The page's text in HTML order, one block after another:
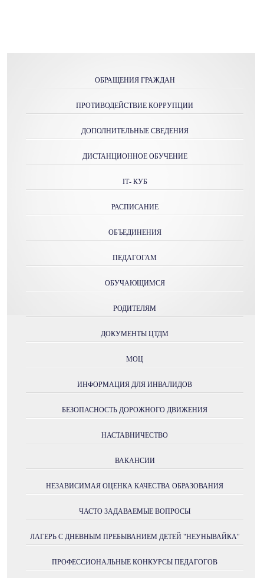
ОБРАЩЕНИЯ ГРАЖДАН
ПРОТИВОДЕЙСТВИЕ КОРРУПЦИИ
ДОПОЛНИТЕЛЬНЫЕ СВЕДЕНИЯ
ДИСТАНЦИОННОЕ ОБУЧЕНИЕ
IТ- КУБ
РАСПИСАНИЕ
ОБЪЕДИНЕНИЯ
ПЕДАГОГАМ
ОБУЧАЮЩИМСЯ
РОДИТЕЛЯМ
ДОКУМЕНТЫ ЦТДМ
МОЦ
ИНФОРМАЦИЯ ДЛЯ ИНВАЛИДОВ
БЕЗОПАСНОСТЬ ДОРОЖНОГО ДВИЖЕНИЯ
НАСТАВНИЧЕСТВО
ВАКАНСИИ
НЕЗАВИСИМАЯ ОЦЕНКА КАЧЕСТВА ОБРАЗОВАНИЯ
ЧАСТО ЗАДАВАЕМЫЕ ВОПРОСЫ
ЛАГЕРЬ С ДНЕВНЫМ ПРЕБЫВАНИЕМ ДЕТЕЙ "НЕУНЫВАЙКА"
ПРОФЕССИОНАЛЬНЫЕ КОНКУРСЫ ПЕДАГОГОВ